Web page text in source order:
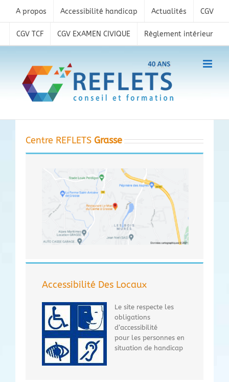
content
A propos Accessibilité handicap Actualités CGV
CGV TCF CGV EXAMEN CIVIQUE Règlement intérieur
Centre REFLETS Grasse
Accessibilité Des Locaux
Le site respecte les
obligations
d’accessibilité
pour les personnes en
situation de handicap